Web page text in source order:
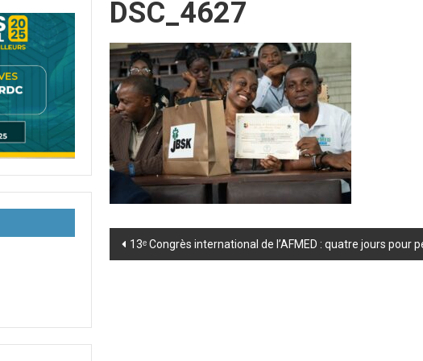
DSC_4627
Post
13ᵉ Congrès international de l’AFMED : quatre jours pour